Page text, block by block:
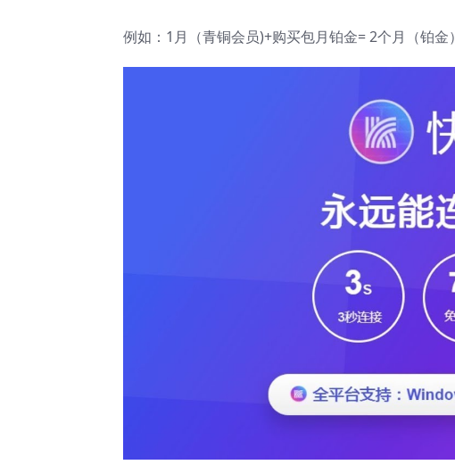
例如：1月（青铜会员)+购买包月铂金= 2个月（铂金）